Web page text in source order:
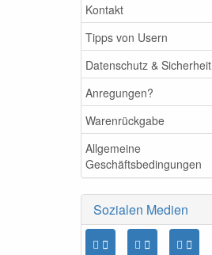
Kontakt
Tipps von Usern
Datenschutz & Sicherheit
Anregungen?
Warenrückgabe
Allgemeine
Geschäftsbedingungen
Sozialen Medien